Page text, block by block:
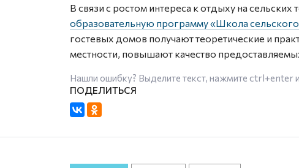
В связи с ростом интереса к отдыху на
образовательную программу «Школа
гостевых домов получают теоретические и
местности, повышают качество
Нашли ошибку? Выделите текст, нажмите ctrl+enter